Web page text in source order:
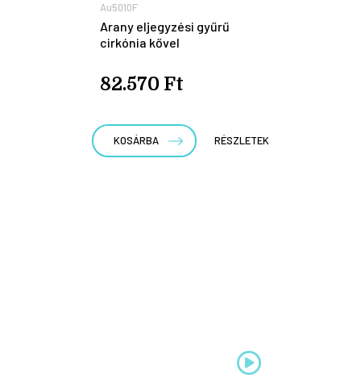
Au5010F
Arany eljegyzési gyűrű
cirkónia kővel
82.570 Ft
KOSÁRBA RÉSZLETEK